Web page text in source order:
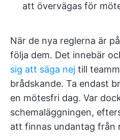
att övervägas för
När de nya reglerna är
följa dem. Det innebär
sig att säga nej till
brådskande. Ta endast
en mötesfri dag. Var
schemaläggningen,
att finnas undantag från